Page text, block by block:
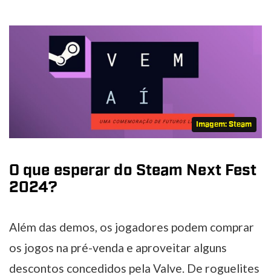
Imagem: Steam
O que esperar do Steam Next Fest
2024?
Além das demos, os jogadores podem comprar
os jogos na pré-venda e aproveitar alguns
descontos concedidos pela Valve. De roguelites